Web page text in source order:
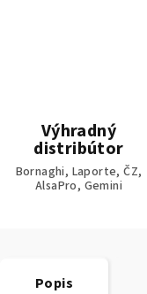
Výhradný
distribútor
Bornaghi, Laporte, ČZ,
AlsaPro, Gemini
Popis